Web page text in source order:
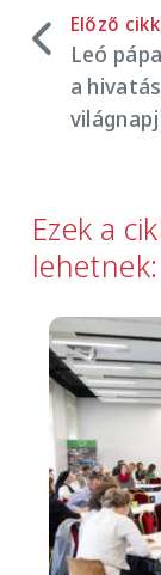
Előző
Leó
a
Ezek a
lehetnek:
Image